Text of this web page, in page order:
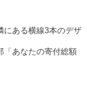
にある横線3本のデザ
「あなたの寄付総額